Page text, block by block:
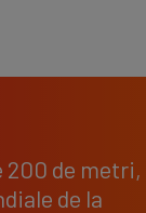
200 de metri,
de la